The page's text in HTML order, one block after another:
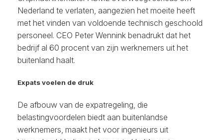
Nederland te verlaten, aangezien het moeite heeft
met het vinden van voldoende technisch geschoold
personeel. CEO Peter Wennink benadrukt dat het
bedrijf al 60 procent van zijn werknemers uit het
buitenland haalt.
Expats voelen de druk
De afbouw van de expatregeling, die
belastingvoordelen biedt aan buitenlandse
werknemers, maakt het voor ingenieurs uit